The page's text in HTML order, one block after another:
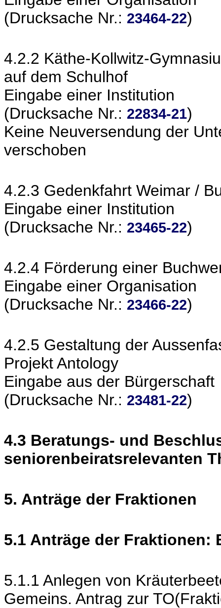
(Drucksache Nr.: 23464-22)
4.2.2 Käthe-Kollwitz-
auf dem Schulhof
Eingabe einer Institution
(Drucksache Nr.: 22834-21)
Keine Neuversendung der
verschoben
4.2.3 Gedenkfahrt Weimar /
Eingabe einer Institution
(Drucksache Nr.: 23465-22)
4.2.4 Förderung einer
Eingabe einer Organisation
(Drucksache Nr.: 23466-22)
4.2.5 Gestaltung der
Projekt Antology
Eingabe aus der Bürgerschaft
(Drucksache Nr.: 23481-22)
4.3 Beratungs- und
seniorenbeiratsrelevanten
5. Anträge der Fraktionen
5.1 Anträge der Fraktionen:
5.1.1 Anlegen von
Gemeins. Antrag zur